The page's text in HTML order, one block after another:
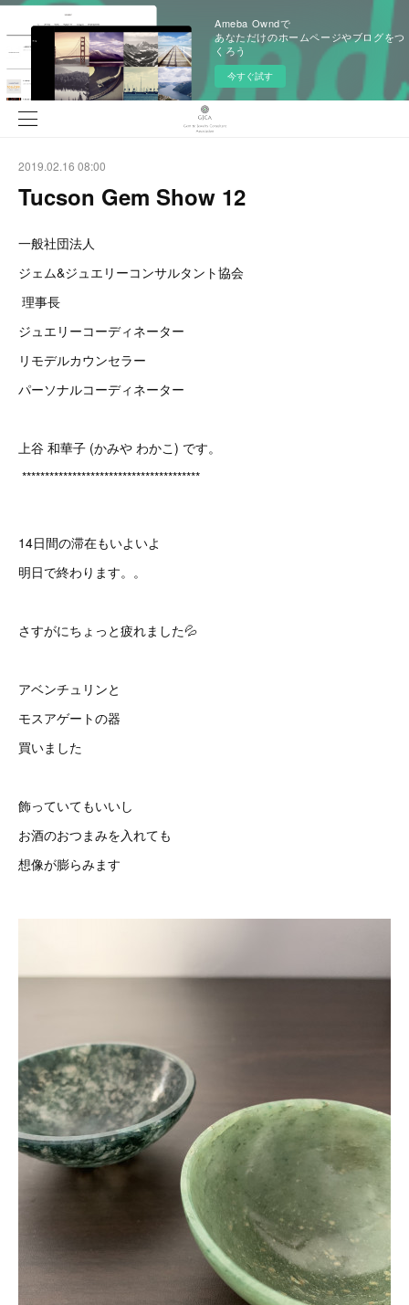
Ameba Owndで
あなただけのホームページやブログをつ
くろう
今すぐ試す
2019.02.16 08:00
Tucson Gem Show 12
一般社団法人
ジェム&ジュエリーコンサルタント協会
理事長
ジュエリーコーディネーター
リモデルカウンセラー
パーソナルコーディネーター
上谷 和華子 (かみや わかこ) です。
***************************************
14日間の滞在もいよいよ
明日で終わります。。
さすがにちょっと疲れました💦
アベンチュリンと
モスアゲートの器
買いました
飾っていてもいいし
お酒のおつまみを入れても
想像が膨らみます